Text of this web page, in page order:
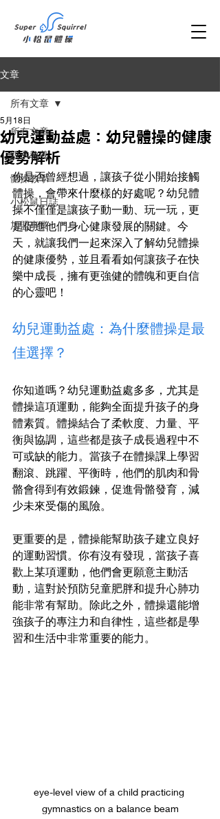
文章
所有文章
親子教養
體操教學
小松鼠日誌
加盟事業
所有文章
幼兒運動益處：幼兒體操的健康
優勢解析
5月18日
你是否曾經想過，讓孩子從小開始接觸
體操，會帶來什麼樣的好處呢？幼兒體
操不僅僅是讓孩子動一動、玩一玩，更
是促進他們身心健康發展的關鍵。今
天，就讓我們一起來深入了解幼兒體操
的健康優勢，並且看看如何讓孩子在快
樂中成長，擁有更強健的體魄和更自信
的心靈吧！
幼兒運動益處：為什麼體操是最
佳選擇？
你知道嗎？幼兒運動益處多多，尤其是
體操這項運動，能夠全面提升孩子的身
體素質。體操結合了柔軟度、力量、平
衡與協調，這些都是孩子成長過程中不
可或缺的能力。當孩子在體操課上學習
翻滾、跳躍、平衡時，他們的肌肉和骨
骼會得到有效鍛鍊，促進骨骼發育，減
少未來受傷的風險。
更重要的是，體操能幫助孩子建立良好
的運動習慣。你有沒有發現，當孩子喜
歡上某項運動，他們會更願意主動活
動，這對於預防兒童肥胖和提升心肺功
能非常有幫助。除此之外，體操還能增
強孩子的專注力和自律性，這些都是學
習和生活中非常重要的能力。
eye-level view of a child practicing
gymnastics on a balance beam